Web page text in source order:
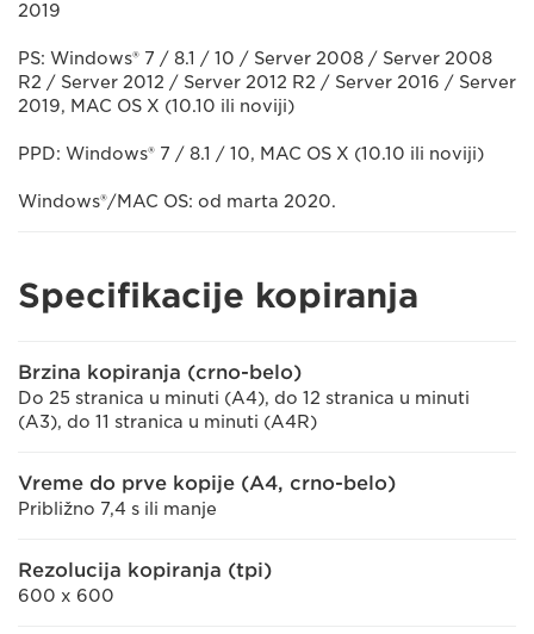
2019
PS: Windows® 7 / 8.1 / 10 / Server 2008 / Server 2008
R2 / Server 2012 / Server 2012 R2 / Server 2016 / Server
2019, MAC OS X (10.10 ili noviji)
PPD: Windows® 7 / 8.1 / 10, MAC OS X (10.10 ili noviji)
Windows®/MAC OS: od marta 2020.
Specifikacije kopiranja
Brzina kopiranja (crno-belo)
Do 25 stranica u minuti (A4), do 12 stranica u minuti
(A3), do 11 stranica u minuti (A4R)
Vreme do prve kopije (A4, crno-belo)
Približno 7,4 s ili manje
Rezolucija kopiranja (tpi)
600 x 600